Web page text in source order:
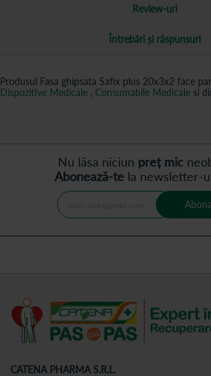
Review-uri
Întrebări și răspunsuri
Produsul Fasa ghipsata Safix plus 20x3x2 face
Dispozitive Medicale , Consumabile Medicale si
Nu lăsa niciun preț mic
Abonează-tela newsletter-
CATENA PHARMA S.R.L.